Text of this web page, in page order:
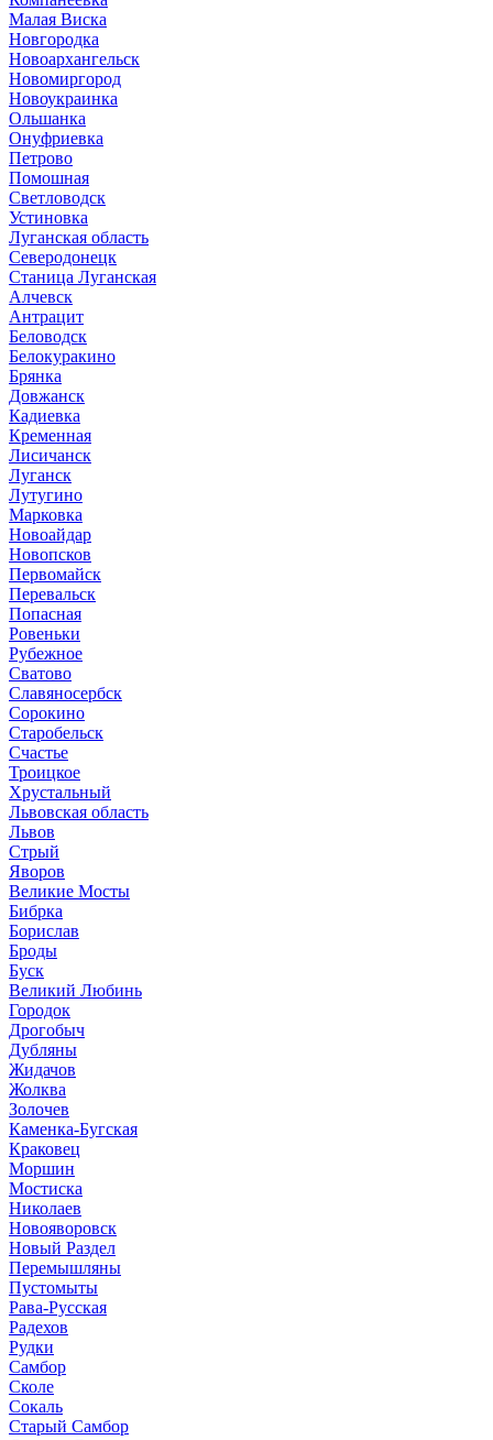
Малая Виска
Новгородка
Новоархангельск
Новомиргород
Новоукраинка
Ольшанка
Онуфриевка
Петрово
Помошная
Светловодск
Устиновка
Луганская область
Северодонецк
Станица Луганская
Алчевск
Антрацит
Беловодск
Белокуракино
Брянка
Довжанск
Кадиевка
Кременная
Лисичанск
Луганск
Лутугино
Марковка
Новоайдар
Новопсков
Первомайск
Перевальск
Попасная
Ровеньки
Рубежное
Сватово
Славяносербск
Сорокино
Старобельск
Счастье
Троицкое
Хрустальный
Львовская область
Львов
Стрый
Яворов
Великие Мосты
Бибрка
Борислав
Броды
Буск
Великий Любинь
Городок
Дрогобыч
Дубляны
Жидачов
Жолква
Золочев
Каменка-Бугская
Краковец
Моршин
Мостиска
Николаев
Новояворовск
Новый Раздел
Перемышляны
Пустомыты
Рава-Русская
Радехов
Рудки
Самбор
Сколе
Сокаль
Старый Самбор